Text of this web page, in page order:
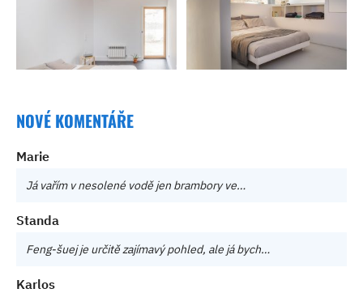
NOVÉ KOMENTÁŘE
Marie
Já vařím v nesolené vodě jen brambory ve…
Standa
Feng-šuej je určitě zajímavý pohled, ale já bych…
Karlos